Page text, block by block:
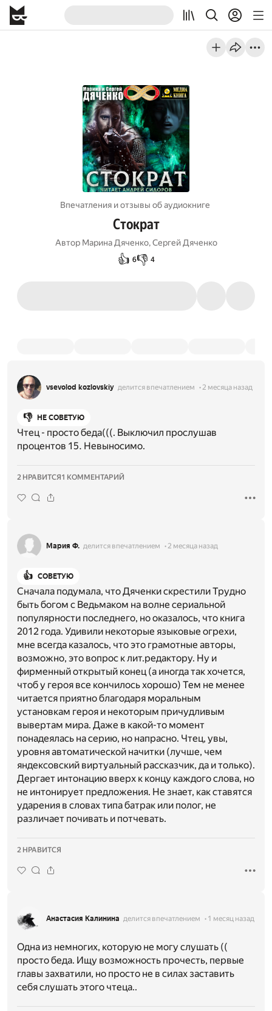
Впечатления и отзывы об aудиокниге
Стократ
Автор Марина Дяченко, Сергей Дяченко
👍 6👎 4
vsevolod kozlovskiy делится впечатлением 2 месяца назад
👎 НЕ СОВЕТУЮ
Чтец - просто беда(((. Выключил прослушав
процентов 15. Невыносимо.
2 НРАВИТСЯ1 КОММЕНТАРИЙ
Мария Ф. делится впечатлением 2 месяца назад
👍 СОВЕТУЮ
Сначала подумала, что Дяченки скрестили Трудно
быть богом с Ведьмаком на волне сериальной
популярности последнего, но оказалось, что книга
2012 года. Удивили некоторые языковые огрехи,
мне всегда казалось, что это грамотные авторы,
возможно, это вопрос к лит.редактору. Ну и
фирменный открытый конец (а иногда так хочется,
чтоб у героя все кончилось хорошо) Тем не менее
читается приятно благодаря моральным
установкам героя и некоторым причудливым
вывертам мира. Даже в какой-то момент
понадеялась на серию, но напрасно. Чтец, увы,
уровня автоматической начитки (лучше, чем
яндексовский виртуальный рассказчик, да и только).
Дергает интонацию вверх к концу каждого слова, но
не интонирует предложения. Не знает, как ставятся
ударения в словах типа батрак или полог, не
различает почивать и потчевать.
2 НРАВИТСЯ
Анастасия Калинина делится впечатлением 1 месяц назад
Одна из немногих, которую не могу слушать ((
просто беда. Ищу возможность прочесть, первые
главы захватили, но просто не в силах заставить
себя слушать этого чтеца..